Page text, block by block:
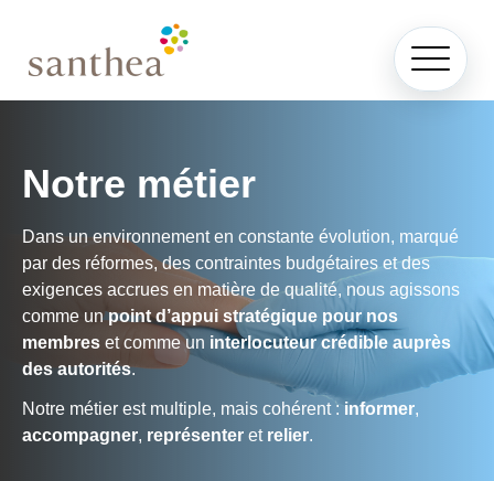
Notre métier
Dans un environnement en constante évolution, marqué
par des réformes, des contraintes budgétaires et des
exigences accrues en matière de qualité, nous agissons
comme unpoint d’appui stratégique pour nos
membres et comme un interlocuteur crédible auprès
des autorités.
Notre métier est multiple, mais cohérent : informer,
accompagner, représenter et relier.